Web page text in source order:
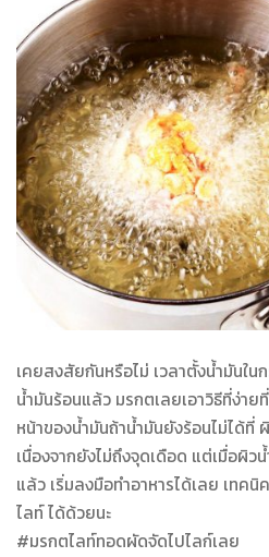
เคยสงสัยกันหรือไม่ เวลาตั้งน้ำมันในก
น้ำมันร้อนแล้ว มรกตเลยเอาวิธีที่ง่าย
หน้าของน้ำมันถ้าน้ำมันยังร้อนไม่ได้ที่
เนื่องจากยังไม่ถึงจุดเดือด แต่เมื่อผิ
แล้ว เริ่มลงมือทำอาหารได้เลย เทค
ไลท์ ได้ด้วยนะ
#มรกตไลท์ทอดผัดจัดไปไลก์เลย